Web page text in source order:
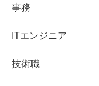
事務
ITエンジニア
技術職